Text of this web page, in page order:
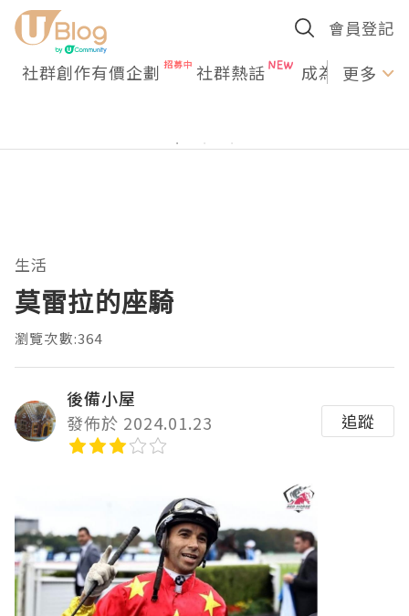
會員登記
社群創作有價企劃 社群熱話 成為U更多
生活
莫雷拉的座騎
瀏覽次數:364
後備小屋
發佈於 2024.01.23
追蹤